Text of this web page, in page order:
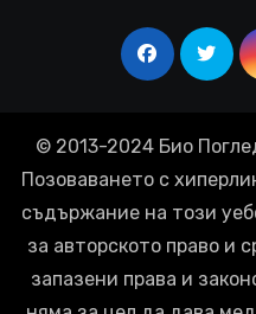
© 2013-2024 Био
Позоваването с
съдържание на този
за авторското право и
запазени права и